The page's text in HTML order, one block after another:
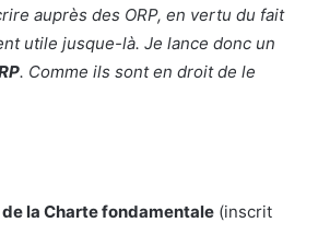
auprès des ORP, en vertu du fait
utile jusque-là. Je lance donc un
. Comme ils sont en droit de le
la Charte fondamentale (inscrit